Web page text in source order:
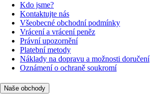
Kdo jsme?
Kontaktujte nás
Všeobecné obchodní podmínky
Vrácení a vrácení peněz
Právní upozornění
Platební metody
Náklady na dopravu a možnosti doručení
Oznámení o ochraně soukromí
Naše obchody